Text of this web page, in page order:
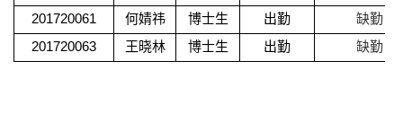
201720061
何婧祎 博士生 出勤
缺勤
201720063
王晓林 博士生 出勤 缺勤